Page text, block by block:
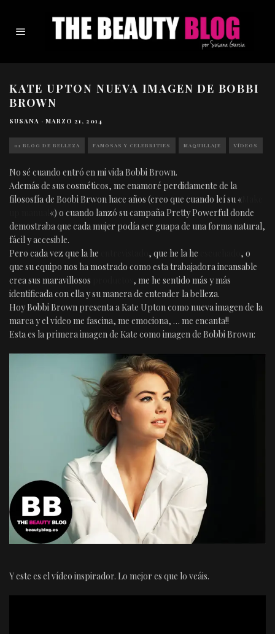
KATE UPTON NUEVA IMAGEN DE BOBBI
BROWN
SUSANA · MARZO 21, 2014
01 BLOG DE BELLEZA FAMOSAS Y CELEBRITIES MAQUILLAJE VÍDEOS
No sé cuando entró en mi vida Bobbi Brown.
Además de sus cosméticos, me enamoré perdidamente de la
filososfía de Boobi Brwon hace años (creo que cuando leí su «
«) o cuando lanzó su campaña Pretty Powerful donde
demostraba que cada mujer podía ser guapa de una forma natural,
fácil y accesible.
Pero cada vez que la he
, que he la he
, o
que su equipo nos ha mostrado como esta trabajadora incansable
crea sus maravillosos
, me he sentido más y más
identificada con ella y su manera de entender la belleza.
Hoy Bobbi Brown presenta a Kate Upton como nueva imagen de la
marca y el vídeo me fascina, me emociona, … me encanta!!
Esta es la primera imagen de Kate como imagen de Bobbi Brown:
Y este es el vídeo inspirador. Lo mejor es que lo veáis.